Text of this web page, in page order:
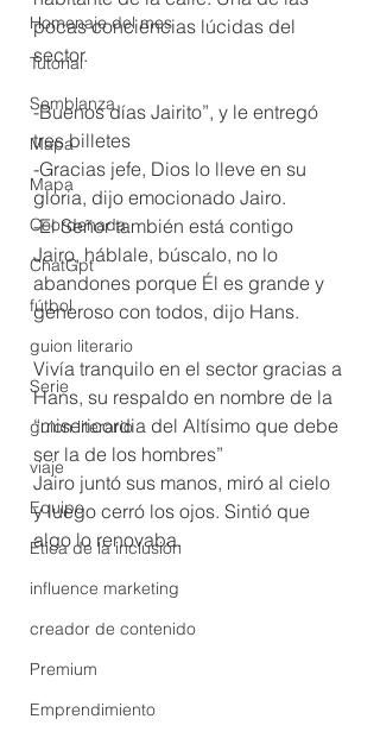
Homenaje del mes
Tutorial
Semblanza
Mapa
Mapa
Coordenada
ChatGpt
fútbol
guion literario
Serie
guion literario
viaje
Equipo
Ética de la inclusión
influence marketing
creador de contenido
Premium
Emprendimiento
pocas conciencias lúcidas del
sector.
-Buenos días Jairito”, y le entregó
tres billetes
-Gracias jefe, Dios lo lleve en su
gloria, dijo emocionado Jairo.
-El Señor también está contigo
Jairo, háblale, búscalo, no lo
abandones porque Él es grande y
generoso con todos, dijo Hans.
Vivía tranquilo en el sector gracias a
Hans, su respaldo en nombre de la
“misericordia del Altísimo que debe
ser la de los hombres”
Jairo juntó sus manos, miró al cielo
y luego cerró los ojos. Sintió que
algo lo renovaba.